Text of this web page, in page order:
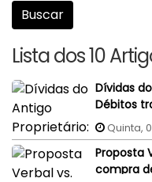
Lista dos 10
Dívidas
Débitos
judiciais
penhorar
Quinta,
Proposta
compra